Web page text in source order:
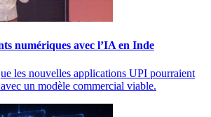
numériques avec l’IA en Inde
les nouvelles applications UPI pourraient
un modèle commercial viable.